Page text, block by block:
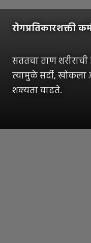
रोगप्रतिकारशक्ती
सततचा ताण
त्यामुळे सर्दी, खोकला
शक्यता वाढते.